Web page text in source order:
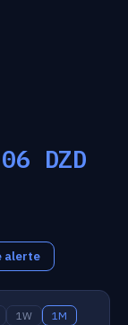
DZD
alerte
1W
1M